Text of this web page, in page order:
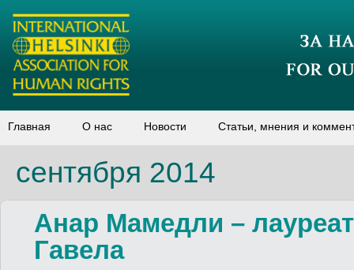
Главная О нас Новости Статьи, мнения и
сентября 2014
Анар Мамедли –
Гавела